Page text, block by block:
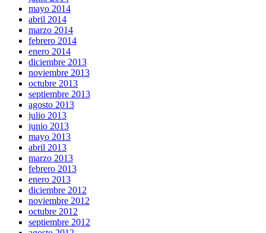
mayo 2014
abril 2014
marzo 2014
febrero 2014
enero 2014
diciembre 2013
noviembre 2013
octubre 2013
septiembre 2013
agosto 2013
julio 2013
junio 2013
mayo 2013
abril 2013
marzo 2013
febrero 2013
enero 2013
diciembre 2012
noviembre 2012
octubre 2012
septiembre 2012